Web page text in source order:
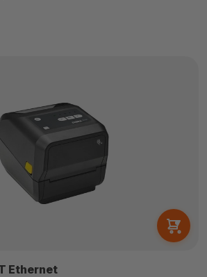
Ethernet